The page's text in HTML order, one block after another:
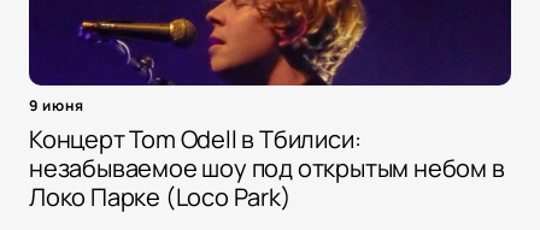
9 июня
Концерт Tom Odell в Тбилиси:
незабываемое шоу под открытым небом в
Локо Парке (Loco Park)